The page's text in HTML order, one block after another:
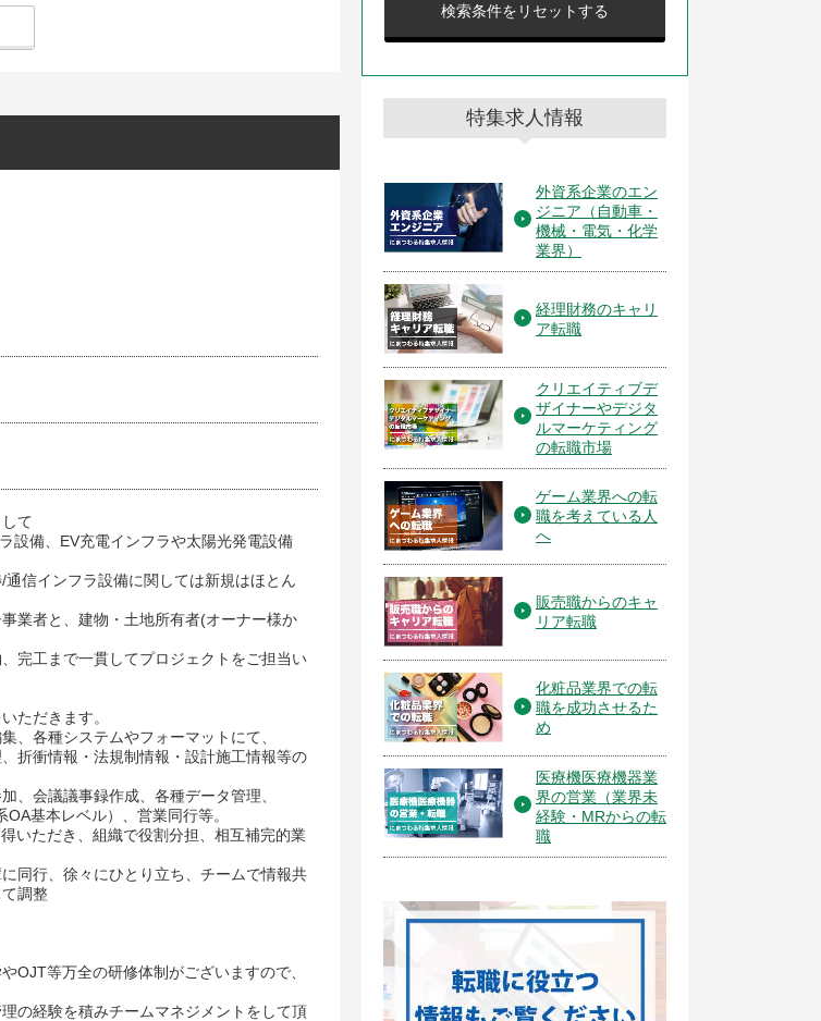
て
設備、EV充電インフラや太陽光発電設備
通信インフラ設備に関しては新規はほとん
業者と、建物・土地所有者(オーナー様か
完工まで一貫してプロジェクトをご担当い
ただきます。
、各種システムやフォーマットにて、
折衝情報・法規制情報・設計施工情報等の
、会議議事録作成、各種データ管理、
基本レベル）、営業同行等。
いただき、組織で役割分担、相互補完的業
同行、徐々にひとり立ち、チームで情報共
調整
OJT等万全の研修体制がございますので、
の経験を積みチームマネジメントをして頂
検索条件をリセットする
特集求人情報
外資系企業のエン
ジニア（自動車・
機械・電気・化学
業界）
経理財務のキャリ
ア転職
クリエイティブデ
ザイナーやデジタ
ルマーケティング
の転職市場
ゲーム業界への転
職を考えている人
へ
販売職からのキャ
リア転職
化粧品業界での転
職を成功させるた
め
医療機医療機器業
界の営業（業界未
経験・MRからの転
職